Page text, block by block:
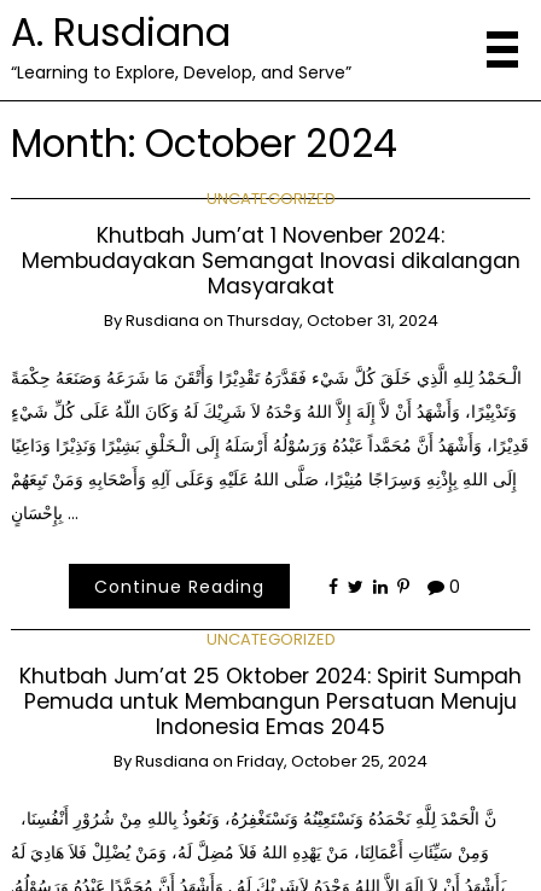
A. Rusdiana
“Learning to Explore, Develop, and Serve”
Month: October 2024
UNCATEGORIZED
Khutbah Jum’at 1 Novenber 2024:
Membudayakan Semangat Inovasi dikalangan
Masyarakat
ByRusdiana on Thursday, October 31, 2024
الْـحَمْدُ لِلهِ الَّذِي خَلَقَ كُلَّ شَيْء فَقَدَّرَهُ تَقْدِيْرًا وَأَتْقَنَ مَا شَرَعَهُ وَصَنَعَهُ حِكْمَةً
وَتَدْبِيْرًا، وَأَشْهَدُ أَنْ لاَّ إِلَهَ إِلاَّ اللهُ وَحْدَهُ لاَ شَرِيْكَ لَهُ وَكَانَ اللّهُ عَلَى كُلِّ شَيْءٍ
قَدِيْرًا، وَأَشْهَدُ أَنَّ مُحَمَّداً عَبْدُهُ وَرَسُوْلُهُ أَرْسَلَهُ إِلَى الْـخَلْقِ بَشِيْرًا وَنَذِيْرًا وَدَاعِيًا
إِلَى اللهِ بِإِذْنِهِ وَسِرَاجًا مُنِيْرًا، صَلَّى اللهُ عَلَيْهِ وَعَلَى آلِهِ وَأَصْحَابِهِ وَمَنْ تَبِعَهُمْ
بِإِحْسَانٍ …
Continue Reading 0
UNCATEGORIZED
Khutbah Jum’at 25 Oktober 2024: Spirit Sumpah
Pemuda untuk Membangun Persatuan Menuju
Indonesia Emas 2045
ByRusdiana on Friday, October 25, 2024
وَمِنْ سَيِّئَاتِ أَعْمَالِنَا، مَنْ يَهْدِهِ اللهُ فَلاَ مُضِلَّ لَهُ، وَمَنْ يُضْلِلْ فَلاَ هَادِيَ لَهُ